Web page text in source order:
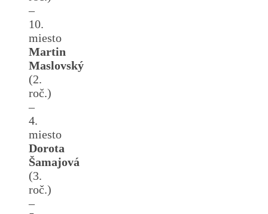
–
10.
miesto
Martin
Maslovský
(2.
roč.)
–
4.
miesto
Dorota
Šamajová
(3.
roč.)
–